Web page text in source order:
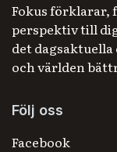
Fokus förklarar,
perspektiv till
det
och världen
Följ oss
Facebook